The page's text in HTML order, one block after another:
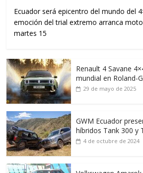
Ecuador será epicentro del mundo del
emoción del trial extremo arranca
martes 15
Renault 4 Savane
mundial en Roland-
29 de mayo de 2025
GWM Ecuador
híbridos Tank 300 y
4 de octubre de 2024